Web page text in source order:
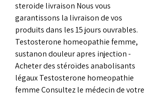
steroide livraison Nous vous
garantissons la livraison de vos
produits dans les 15 jours ouvrables.
Testosterone homeopathie femme,
sustanon douleur apres injection -
Acheter des stéroïdes anabolisants
légaux Testosterone homeopathie
femme Consultez le médecin de votre